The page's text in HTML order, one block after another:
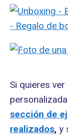
Si quieres
sección de
realizados, y